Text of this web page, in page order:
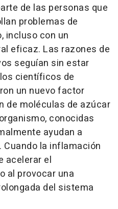
de las personas que
problemas de
incluso con un
eficaz. Las razones de
seguían sin estar
científicos de
un nuevo factor
de moléculas de azúcar
conocidas
ayudan a
la inflamación
acelerar el
al provocar una
del sistema